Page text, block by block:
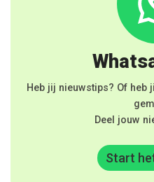
Heb jij nieuwstips? Of
Deel jouw
Start